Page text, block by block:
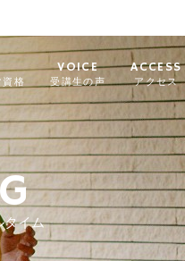
資格
VOICE
受講生の声
ACCESS
アクセス
タイム